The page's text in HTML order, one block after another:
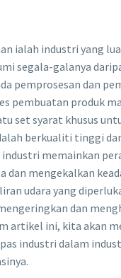
ialah industri yang
segala-galanya
pemprosesan dan
pembuatan produk
set syarat khusus
berkualiti tinggi
industri memainkan
dan mengekalkan
udara yang
dan
artikel ini, kita akan
industri dalam